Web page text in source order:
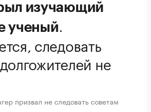
изучающий
ученый.
следовать
не
призвал не следовать советам